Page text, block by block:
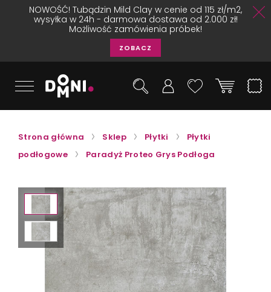
NOWOŚĆ! Tubądzin Mild Clay w cenie od 115 zł/m2,
wysyłka w 24h - darmowa dostawa od 2.000 zł!
Możliwość zamówienia próbek!
ZOBACZ
Strona główna Sklep Płytki
Płytki
podłogowe
Paradyż Proteo Grys Podłoga